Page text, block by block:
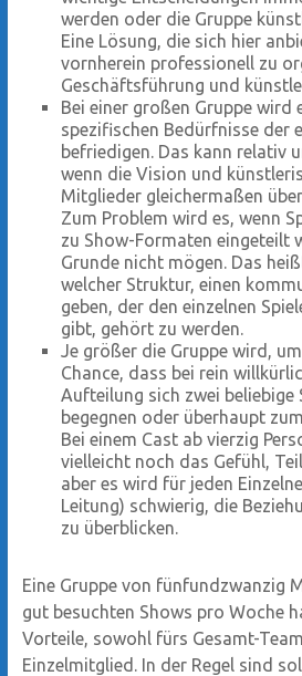
werden oder die Gruppe
Eine Lösung, die sich hier
vornherein professionell zu
Geschäftsführung und
Bei einer großen Gruppe wird
spezifischen Bedürfnisse der
befriedigen. Das kann relativ
wenn die Vision und
Mitglieder gleichermaßen
Zum Problem wird es, wenn
zu Show-Formaten eingeteilt
Grunde nicht mögen. Das
welcher Struktur, einen
geben, der den einzelnen
gibt, gehört zu werden.
Je größer die Gruppe wird,
Chance, dass bei rein
Aufteilung sich zwei beliebige
begegnen oder überhaupt
Bei einem Cast ab vierzig
vielleicht noch das Gefühl,
aber es wird für jeden
Leitung) schwierig, die
zu überblicken.
Eine Gruppe von fünfundzwanzig
gut besuchten Shows pro Woche
Vorteile, sowohl fürs Gesamt-
Einzelmitglied. In der Regel sind